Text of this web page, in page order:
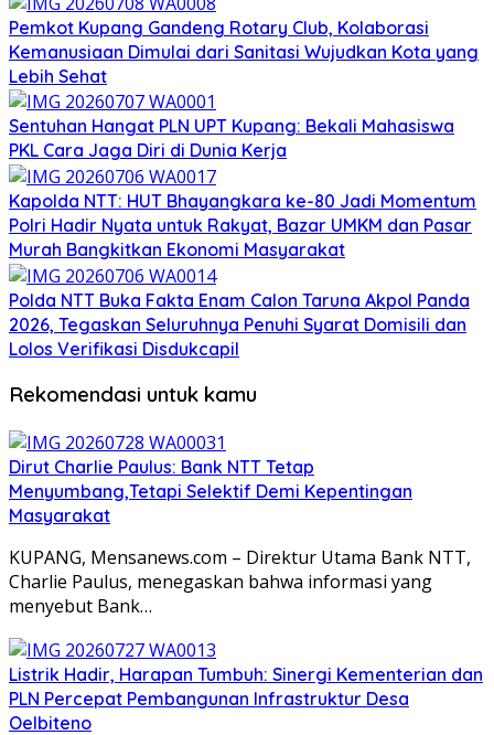
Pemkot Kupang Gandeng Rotary Club, Kolaborasi
Kemanusiaan Dimulai dari Sanitasi Wujudkan Kota yang
Lebih Sehat
Sentuhan Hangat PLN UPT Kupang: Bekali Mahasiswa
PKL Cara Jaga Diri di Dunia Kerja
Kapolda NTT: HUT Bhayangkara ke-80 Jadi Momentum
Polri Hadir Nyata untuk Rakyat, Bazar UMKM dan Pasar
Murah Bangkitkan Ekonomi Masyarakat
Polda NTT Buka Fakta Enam Calon Taruna Akpol Panda
2026, Tegaskan Seluruhnya Penuhi Syarat Domisili dan
Lolos Verifikasi Disdukcapil
Rekomendasi untuk kamu
Dirut Charlie Paulus: Bank NTT Tetap
Menyumbang,Tetapi Selektif Demi Kepentingan
Masyarakat
KUPANG, Mensanews.com – Direktur Utama Bank NTT,
Charlie Paulus, menegaskan bahwa informasi yang
menyebut Bank…
Listrik Hadir, Harapan Tumbuh: Sinergi Kementerian dan
PLN Percepat Pembangunan Infrastruktur Desa
Oelbiteno